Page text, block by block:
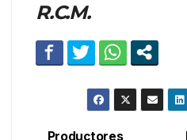
R.C.M.
Productores